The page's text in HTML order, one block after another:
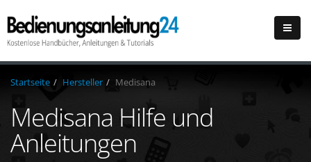
Startseite Hersteller Medisana
Medisana Hilfe und
Anleitungen